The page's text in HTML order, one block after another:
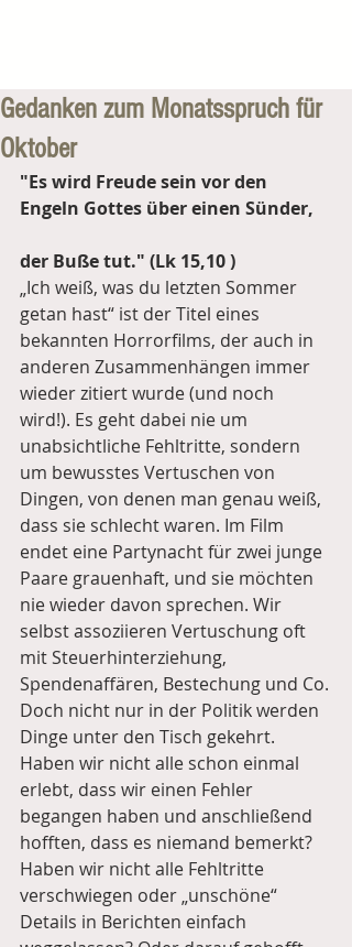
Gedanken zum Monatsspruch für
Oktober
"Es wird Freude sein vor den
Engeln Gottes über einen Sünder,
der Buße tut." (Lk 15,10 )
„Ich weiß, was du letzten Sommer
getan hast“ ist der Titel eines
bekannten Horrorfilms, der auch in
anderen Zusammenhängen immer
wieder zitiert wurde (und noch
wird!). Es geht dabei nie um
unabsichtliche Fehltritte, sondern
um bewusstes Vertuschen von
Dingen, von denen man genau weiß,
dass sie schlecht waren. Im Film
endet eine Partynacht für zwei junge
Paare grauenhaft, und sie möchten
nie wieder davon sprechen. Wir
selbst assoziieren Vertuschung oft
mit Steuerhinterziehung,
Spendenaffären, Bestechung und Co.
Doch nicht nur in der Politik werden
Dinge unter den Tisch gekehrt.
Haben wir nicht alle schon einmal
erlebt, dass wir einen Fehler
begangen haben und anschließend
hofften, dass es niemand bemerkt?
Haben wir nicht alle Fehltritte
verschwiegen oder „unschöne“
Details in Berichten einfach